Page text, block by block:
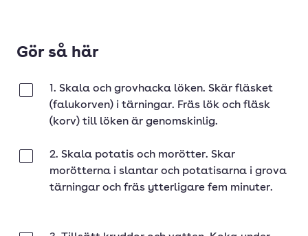
Gör så här
1. Skala och grovhacka löken. Skär fläsket
(falukorven) i tärningar. Fräs lök och fläsk
(korv) till löken är genomskinlig.
2. Skala potatis och morötter. Skar
morötterna i slantar och potatisarna i grova
tärningar och fräs ytterligare fem minuter.